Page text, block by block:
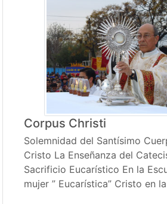
Corpus Christi
Solemnidad del Santísimo
Cristo La Enseñanza del
Sacrificio Eucarístico En la
mujer ” Eucarística” Cristo en